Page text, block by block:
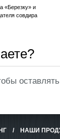
«Березку» и
совдира
/ НАШИ